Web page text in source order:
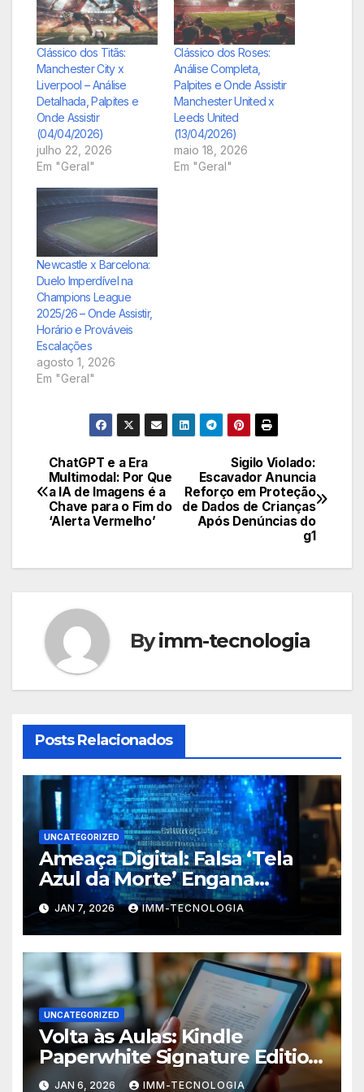
Clássico dos Titãs:
Manchester City x
Liverpool – Análise
Detalhada, Palpites e
Onde Assistir
(04/04/2026)
julho 22, 2026
Em "Geral"
Clássico dos Roses:
Análise Completa,
Palpites e Onde Assistir
Manchester United x
Leeds United
(13/04/2026)
maio 18, 2026
Em "Geral"
Newcastle x Barcelona:
Duelo Imperdível na
Champions League
2025/26 – Onde Assistir,
Horário e Prováveis
Escalações
agosto 1, 2026
Em "Geral"
Navegação
de
Sigilo Violado:
Escavador Anuncia
Reforço em Proteção
de Dados de Crianças
Após Denúncias do
g1
ChatGPT e a Era
Multimodal: Por Que
a IA de Imagens é a
Chave para o Fim do
‘Alerta Vermelho’
Byimm-tecnologia
Posts Relacionados
UNCATEGORIZED
Ameaça Digital: Falsa ‘Tela
Azul da Morte’ Engana
Usuários do Windows e
Espalha Malware
JAN 7, 2026 IMM-TECNOLOGIA
UNCATEGORIZED
Volta às Aulas: Kindle
Paperwhite Signature Edition
com Desconto Imperdível
JAN 6, 2026 IMM-TECNOLOGIA